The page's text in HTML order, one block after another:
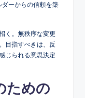
ーからの信頼を築
く。無秩序な変更
目指すべきは、反
じられる意思決定
ための